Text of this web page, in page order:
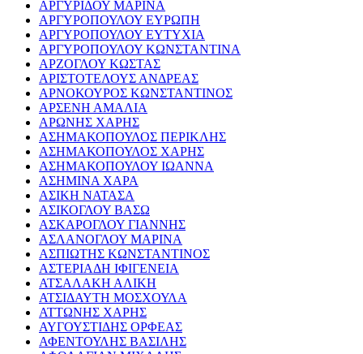
ΑΡΓΥΡΙΔΟΥ ΜΑΡΙΝΑ
ΑΡΓΥΡΟΠΟΥΛΟΥ ΕΥΡΩΠΗ
ΑΡΓΥΡΟΠΟΥΛΟΥ ΕΥΤΥΧΙΑ
ΑΡΓΥΡΟΠΟΥΛΟΥ ΚΩΝΣΤΑΝΤΙΝΑ
ΑΡΖΟΓΛΟΥ ΚΩΣΤΑΣ
ΑΡΙΣΤΟΤΕΛΟΥΣ ΑΝΔΡΕΑΣ
ΑΡΝΟΚΟΥΡΟΣ ΚΩΝΣΤΑΝΤΙΝΟΣ
ΑΡΣΕΝΗ ΑΜΑΛΙΑ
ΑΡΩΝΗΣ ΧΑΡΗΣ
ΑΣΗΜΑΚΟΠΟΥΛΟΣ ΠΕΡΙΚΛΗΣ
ΑΣΗΜΑΚΟΠΟΥΛΟΣ ΧΑΡΗΣ
ΑΣΗΜΑΚΟΠΟΥΛΟΥ ΙΩΑΝΝΑ
ΑΣΗΜΙΝΑ ΧΑΡΑ
ΑΣΙΚΗ ΝΑΤΑΣΑ
ΑΣΙΚΟΓΛΟΥ ΒΑΣΩ
ΑΣΚΑΡΟΓΛΟΥ ΓΙΑΝΝΗΣ
ΑΣΛΑΝΟΓΛΟΥ ΜΑΡΙΝΑ
ΑΣΠΙΩΤΗΣ ΚΩΝΣΤΑΝΤΙΝΟΣ
ΑΣΤΕΡΙΑΔΗ ΙΦΙΓΕΝΕΙΑ
ΑΤΣΑΛΑΚΗ ΑΛΙΚΗ
ΑΤΣΙΔΑΥΤΗ ΜΟΣΧΟΥΛΑ
ΑΤΤΩΝΗΣ ΧΑΡΗΣ
ΑΥΓΟΥΣΤΙΔΗΣ ΟΡΦΕΑΣ
ΑΦΕΝΤΟΥΛΗΣ ΒΑΣΙΛΗΣ